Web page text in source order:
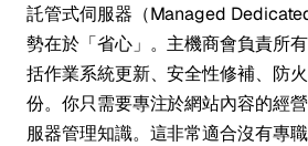
託管式伺服器（Managed
勢在於「省心」。主機商會負責所
括作業系統更新、安全性修補、防
份。你只需要專注於網站內容的經
服器管理知識。這非常適合沒有專